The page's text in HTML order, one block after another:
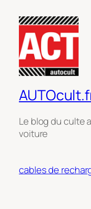
Le blog du culte
voiture
cables de